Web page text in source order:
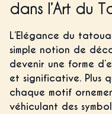
dans l’Art du
L’Elégance du
simple notion de
devenir une forme
et significative. Plus
chaque motif
véhiculant des